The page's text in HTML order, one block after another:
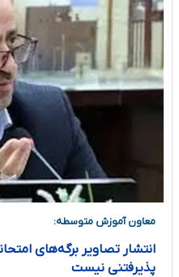
معاون آموزش متوسطه:
انتشار تصاویر برگه‌های
پذیرفتنی نیست